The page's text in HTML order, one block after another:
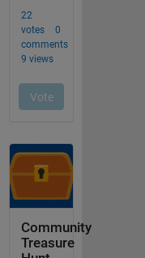
Community
Treasure